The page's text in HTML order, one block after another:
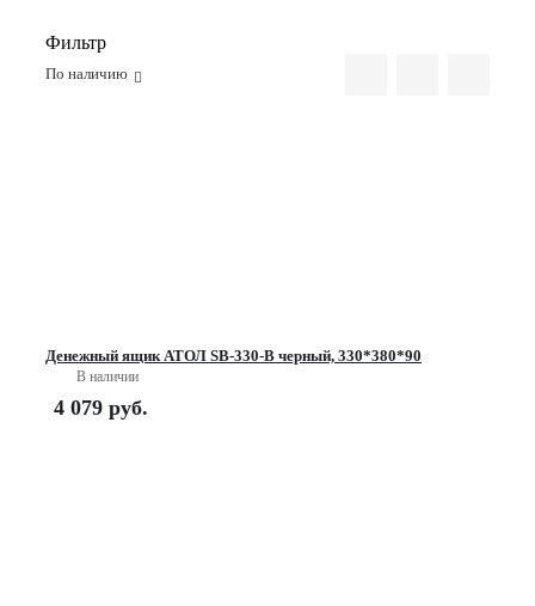
Фильтр
По наличию
Денежный ящик АТОЛ SB-330-B черный, 330*380*90
В наличии
4 079 руб.